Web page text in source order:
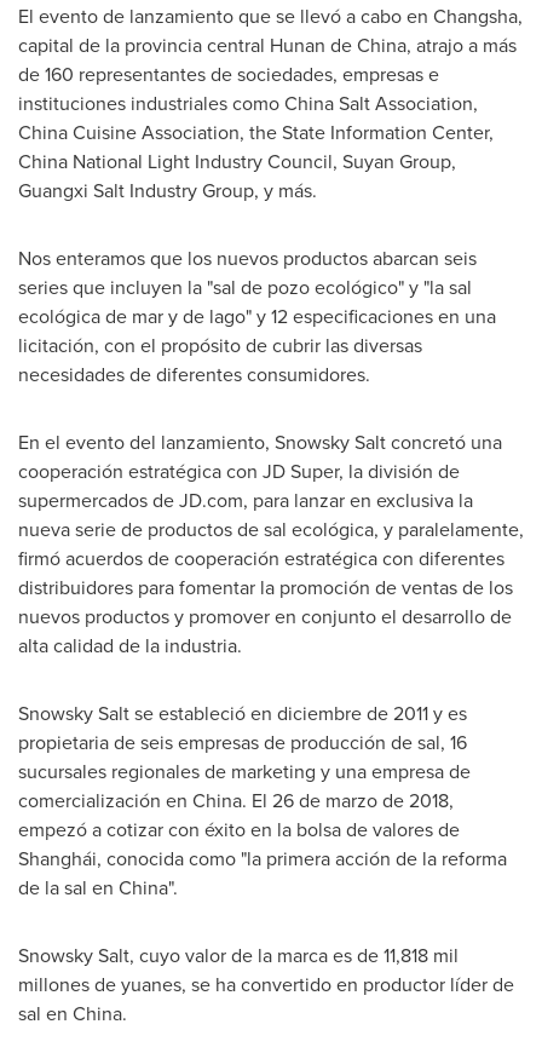
El evento de lanzamiento que se llevó a cabo en Changsha,
capital de la provincia central Hunan deChina, atrajo a más
de 160 representantes de sociedades, empresas e
instituciones industriales como China Salt Association,
China Cuisine Association, the State Information Center,
China National Light Industry Council, Suyan Group,
Guangxi Salt Industry Group, y más.
Nos enteramos que los nuevos productos abarcan seis
series que incluyen la "sal de pozo ecológico" y "la sal
ecológica de mar y de lago" y 12 especificaciones en una
licitación, con el propósito de cubrir las diversas
necesidades de diferentes consumidores.
En el evento del lanzamiento, Snowsky Salt concretó una
cooperación estratégica con JD Super, la división de
supermercados de JD.com, para lanzar en exclusiva la
nueva serie de productos de sal ecológica, y paralelamente,
firmó acuerdos de cooperación estratégica con diferentes
distribuidores para fomentar la promoción de ventas de los
nuevos productos y promover en conjunto el desarrollo de
alta calidad de la industria.
Snowsky Salt se estableció en diciembre de 2011 y es
propietaria de seis empresas de producción de sal, 16
sucursales regionales de marketing y una empresa de
comercialización en China. El 26 de marzo de 2018,
empezó a cotizar con éxito en la bolsa de valores de
Shanghái, conocida como "la primera acción de la reforma
de la sal en China".
Snowsky Salt, cuyo valor de la marca es de 11,818 mil
millones de yuanes, se ha convertido en productor líder de
sal en China.